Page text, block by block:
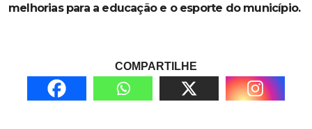
melhorias para a educação e o esporte do município.
COMPARTILHE